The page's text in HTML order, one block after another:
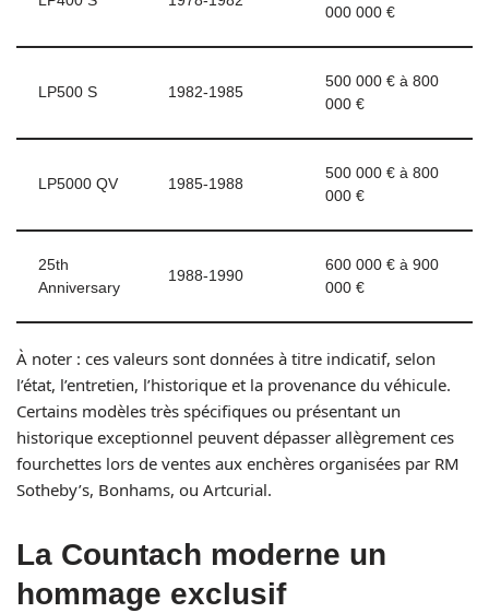
000 000 €
LP500 S 1982-1985
500 000 € à 800
000 €
LP5000 QV 1985-1988
500 000 € à 800
000 €
25th
Anniversary
1988-1990
600 000 € à 900
000 €
À noter : ces valeurs sont données à titre indicatif, selon
l’état, l’entretien, l’historique et la provenance du véhicule.
Certains modèles très spécifiques ou présentant un
historique exceptionnel peuvent dépasser allègrement ces
fourchettes lors de ventes aux enchères organisées par RM
Sotheby’s, Bonhams, ou Artcurial.
La Countach moderne un
hommage exclusif